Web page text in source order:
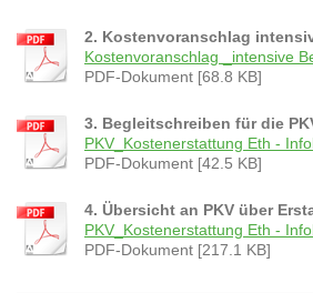
2. Kostenvoranschlag
Kostenvoranschlag _intensive
PDF-Dokument [68.8 KB]
3. Begleitschreiben für die
PKV_Kostenerstattung Eth -
PDF-Dokument [42.5 KB]
4. Übersicht an PKV über
PKV_Kostenerstattung Eth -
PDF-Dokument [217.1 KB]